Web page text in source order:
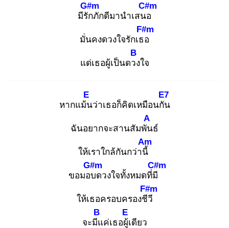
มีรัก
G#m
ภักดีมานำเสนอ
C#m
มั่นคงดวงใจรักเธอ
F#m
แด่เธอผู้เป็นดวง
B
ใจ
หากแม้น
E
ว่าเธอก็คิดเหมือนกัน
E7
ฉันอยากจะสานสัมพัน
A
ธ์
ให้เราใกล้กันกว่านี้
Am
ขอมอบ
G#m
ดวงใจทั้งหมดที่มี
C#m
ให้เธอครอบครองชีวี
F#m
จะมีแ
B
ค่เธอผู้เ
E
ดียว